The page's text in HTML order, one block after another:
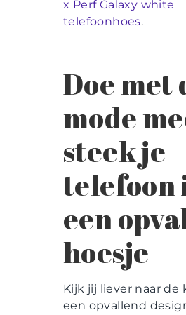
x Perf Galaxy white
telefoonhoes.
Doe met
mode
steek je
telefoon
een
hoesje
Kijk jij liever naar de
een opvallend